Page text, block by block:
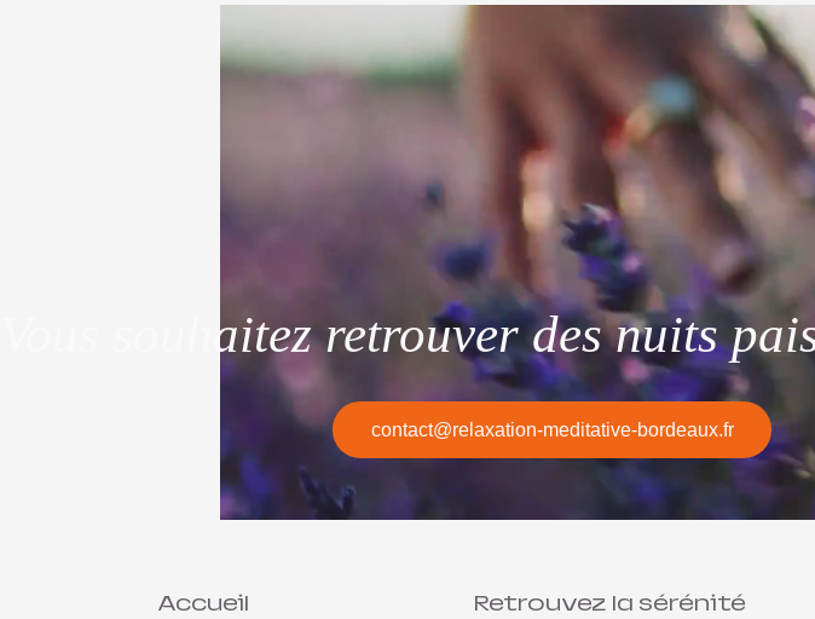
contact@relaxation-meditative-bordeaux.fr
Vous souhaitez retrouver des nuits
Accueil Retrouvez la sérénité